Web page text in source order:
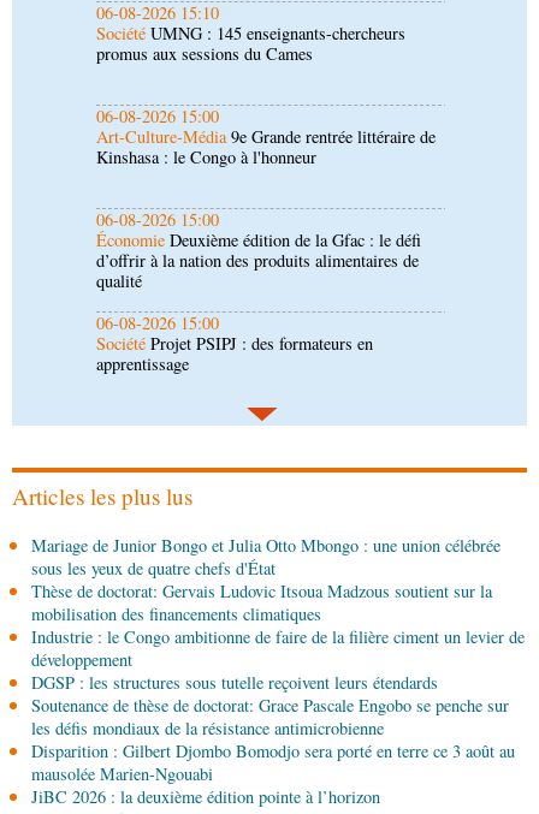
06-08-2026 15:00
Art-Culture-Média9e Grande rentrée littéraire de
Kinshasa : le Congo à l'honneur
06-08-2026 15:00
ÉconomieDeuxième édition de la Gfac : le défi
d’offrir à la nation des produits alimentaires de
06-08-2026 15:00
SociétéProjet PSIPJ : des formateurs en
apprentissage
06-08-2026 14:30
ÉconomieGfac 2026 : des produits locaux dans
les stands, des surgelés dans les assiettes
06-08-2026 14:15
renforce la riposte avec l'appui de l'OMS et
d'Africa CDC
SportCommuniqué : Samira Leonie, nouvelle
ambassadrice de la marque 1xBet Congo-
Brazzaville
06-08-2026 09:30
Politique
Ecofin s’imprègne des réalités du CHU-B
06-08-2026 08:45
PolitiqueVie des institutions : Pierre Ngolo et
Pierre Oba jettent les bases d’une collaboration
fructueuse
Articles les plus lus
Mariage de Junior Bongo et Julia Otto Mbongo : une union célébrée
sous les yeux de quatre chefs d'État
Thèse de doctorat: Gervais Ludovic Itsoua Madzous soutient sur la
mobilisation des financements climatiques
Industrie : le Congo ambitionne de faire de la filière ciment un levier de
développement
DGSP : les structures sous tutelle reçoivent leurs étendards
Soutenance de thèse de doctorat: Grace Pascale Engobo se penche sur
les défis mondiaux de la résistance antimicrobienne
Disparition : Gilbert Djombo Bomodjo sera porté en terre ce 3 août au
mausolée Marien-Ngouabi
JiBC 2026 : la deuxième édition pointe à l’horizon